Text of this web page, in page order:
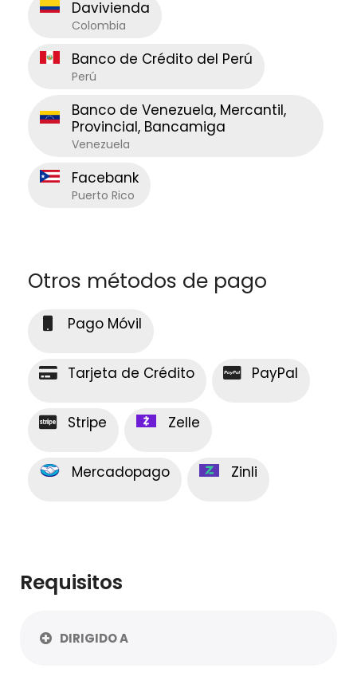
Davivienda
Colombia
Banco de Crédito del Perú
Perú
Banco de Venezuela, Mercantil,
Provincial, Bancamiga
Venezuela
Facebank
Puerto Rico
Otros métodos de pago
Pago Móvil
Tarjeta de Crédito PayPal
Stripe Zelle
Mercadopago Zinli
Requisitos
DIRIGIDO A